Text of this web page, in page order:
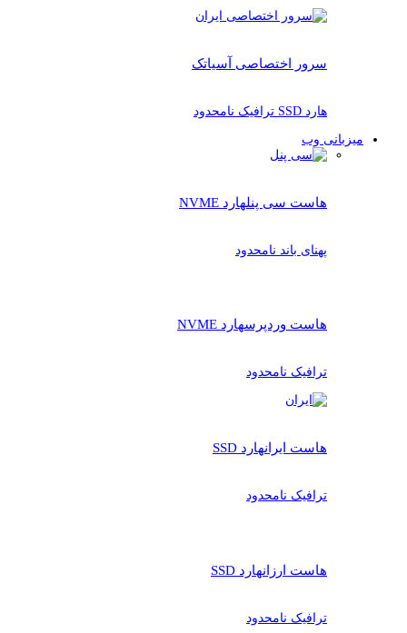
سرور اختصاصی آسیاتک
هارد SSD ترافیک نامحدود
میزبانی وب
هاست سی پنلهارد NVME
پهنای باند نامحدود
هاست وردپرسهارد NVME
ترافیک نامحدود
هاست ایرانهارد SSD
ترافیک نامحدود
هاست ارزانهارد SSD
ترافیک نامحدود